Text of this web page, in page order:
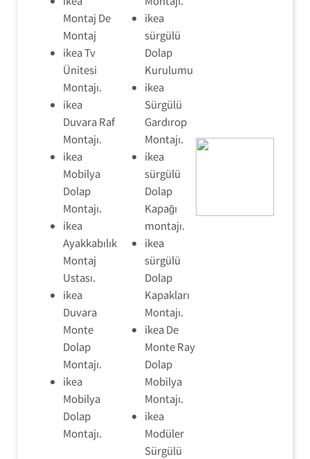
Montaj De
Montaj
ikea Tv
Ünitesi
Montajı.
ikea
Duvara Raf
Montajı.
ikea
Mobilya
Dolap
Montajı.
ikea
Ayakkabılık
Montaj
Ustası.
ikea
Duvara
Monte
Dolap
Montajı.
ikea
Mobilya
Dolap
Montajı.
ikea
sürgülü
Dolap
Kurulumu
ikea
Sürgülü
Gardırop
Montajı.
ikea
sürgülü
Dolap
Kapağı
montajı.
ikea
sürgülü
Dolap
Kapakları
Montajı.
ikea De
Monte Ray
Dolap
Mobilya
Montajı.
ikea
Modüler
Sürgülü